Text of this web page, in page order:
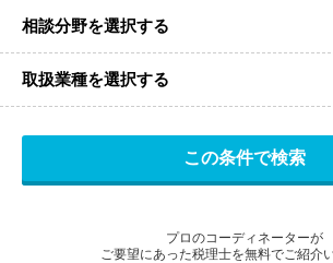
相談分野を選択する
取扱業種を選択する
プロのコーディネーターが
ご要望にあった税理士を無料でご紹介